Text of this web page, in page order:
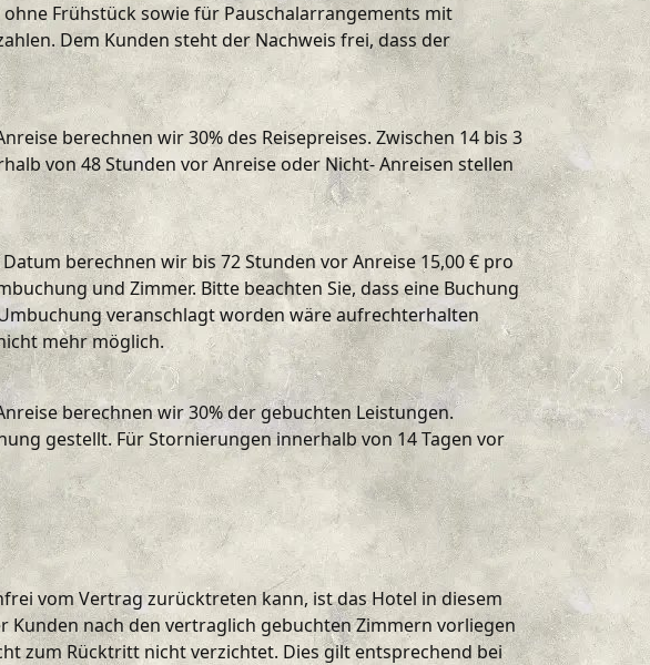
Frühstück sowie für Pauschalarrangements mit
Dem Kunden steht der Nachweis frei, dass der
berechnen wir 30% des Reisepreises. Zwischen 14 bis 3
von 48 Stunden vor Anreise oder Nicht- Anreisen stellen
berechnen wir bis 72 Stunden vor Anreise 15,00 € pro
und Zimmer. Bitte beachten Sie, dass eine Buchung
veranschlagt worden wäre aufrechterhalten
mehr möglich.
berechnen wir 30% der gebuchten Leistungen.
gestellt. Für Stornierungen innerhalb von 14 Tagen vor
vom Vertrag zurücktreten kann, ist das Hotel in diesem
nach den vertraglich gebuchten Zimmern vorliegen
zum Rücktritt nicht verzichtet. Dies gilt entsprechend bei